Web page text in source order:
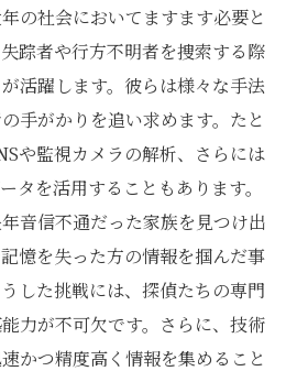
の社会においてますます必要と
踪者や行方不明者を捜索する際
活躍します。彼らは様々な手法
手がかりを追い求めます。たと
や監視カメラの解析、さらには
タを活用することもあります。
音信不通だった家族を見つけ出
憶を失った方の情報を掴んだ事
した挑戦には、探偵たちの専門
力が不可欠です。さらに、技術
かつ精度高く情報を集めること